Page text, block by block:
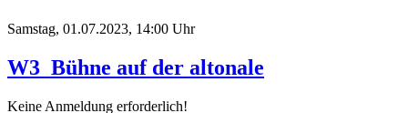
Samstag, 01.07.2023, 14:00 Uhr
W3_Bühne auf der altonale
Keine Anmeldung erforderlich!